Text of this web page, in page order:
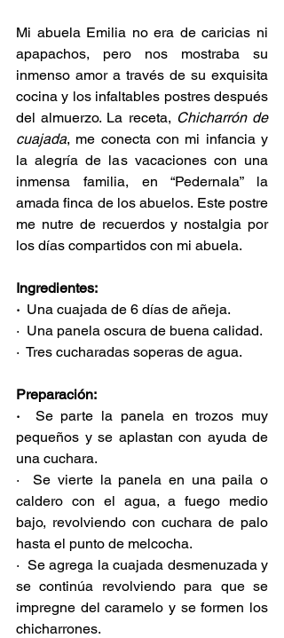
Mi abuela Emilia no era de caricias ni
apapachos, pero nos mostraba su
inmenso amor a través de su exquisita
cocina y los infaltables postres después
del almuerzo. La receta, Chicharrón de
cuajada, me conecta con mi infancia y
la alegría de las vacaciones con una
inmensa familia, en “Pedernala” la
amada finca de los abuelos. Este postre
me nutre de recuerdos y nostalgia por
los días compartidos con mi abuela.
Ingredientes:
· Una cuajada de 6 días de añeja.
·  Una panela oscura de buena calidad.
·  Tres cucharadas soperas de agua.
Preparación:
· Se parte la panela en trozos muy
pequeños y se aplastan con ayuda de
una cuchara.
·  Se vierte la panela en una paila o
caldero con el agua, a fuego medio
bajo, revolviendo con cuchara de palo
hasta el punto de melcocha.
·  Se agrega la cuajada desmenuzada y
se continúa revolviendo para que se
impregne del caramelo y se formen los
chicharrones.